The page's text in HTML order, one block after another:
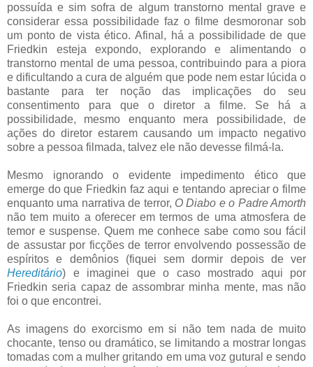
possuída e sim sofra de algum transtorno mental grave e
considerar essa possibilidade faz o filme desmoronar sob
um ponto de vista ético. Afinal, há a possibilidade de que
Friedkin esteja expondo, explorando e alimentando o
transtorno mental de uma pessoa, contribuindo para a piora
e dificultando a cura de alguém que pode nem estar lúcida o
bastante para ter noção das implicações do seu
consentimento para que o diretor a filme. Se há a
possibilidade, mesmo enquanto mera possibilidade, de
ações do diretor estarem causando um impacto negativo
sobre a pessoa filmada, talvez ele não devesse filmá-la.
Mesmo ignorando o evidente impedimento ético que
emerge do que Friedkin faz aqui e tentando apreciar o filme
enquanto uma narrativa de terror, O Diabo e o Padre Amorth
não tem muito a oferecer em termos de uma atmosfera de
temor e suspense. Quem me conhece sabe como sou fácil
de assustar por ficções de terror envolvendo possessão de
espíritos e demônios (fiquei sem dormir depois de ver
Hereditário) e imaginei que o caso mostrado aqui por
Friedkin seria capaz de assombrar minha mente, mas não
foi o que encontrei.
As imagens do exorcismo em si não tem nada de muito
chocante, tenso ou dramático, se limitando a mostrar longas
tomadas com a mulher gritando em uma voz gutural e sendo